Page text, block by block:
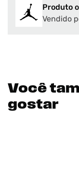
Produto
Vendido
Você
gostar